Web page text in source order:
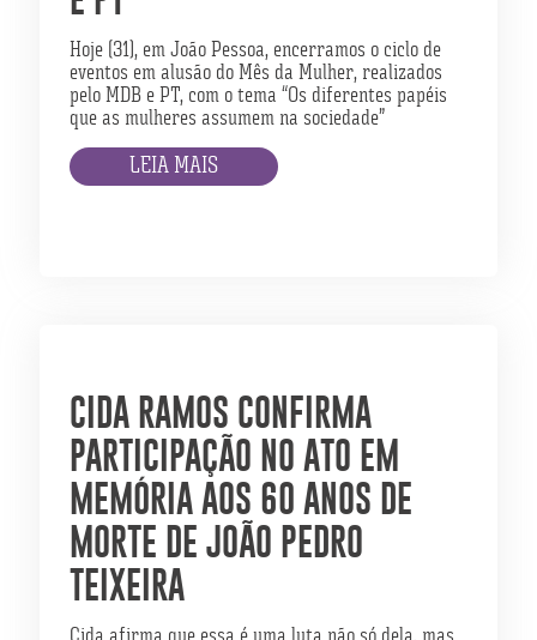
Hoje (31), em João Pessoa, encerramos o ciclo de
eventos em alusão do Mês da Mulher, realizados
pelo MDB e PT, com o tema “Os diferentes papéis
que as mulheres assumem na sociedade”
LEIA MAIS
CIDA RAMOS CONFIRMA
PARTICIPAÇÃO NO ATO EM
MEMÓRIA AOS 60 ANOS DE
MORTE DE JOÃO PEDRO
TEIXEIRA